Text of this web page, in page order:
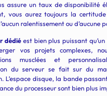
assure un taux de disponibilité
vous aurez toujours la
ralentissement ou d’aucune
dédiéest bien plus puissant
vos projets complexes,
musclées et
du serveur se fait sur du
L’espace disque, la bande
du processeur sont bien plus